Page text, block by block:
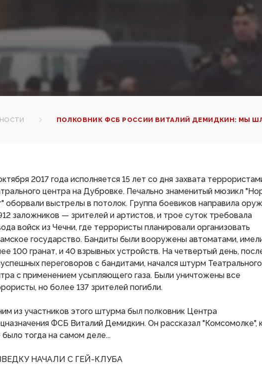
ПОЛКОВНИК ФСБ РОССИИ ВИТАЛИЙ ДЕМИДКИН: МЫ
2017 года исполняется 15 лет со дня захвата
центра на Дубровке. Печально знаменитый мюзикл
оборвали выстрелы в потолок. Группа боевиков направила
заложников — зрителей и артистов, и трое суток требовала
войск из Чечни, где террористы планировали организовать
государство. Бандиты были вооружены автоматами,
100 гранат, и 40 взрывных устройств. На четвертый день,
переговоров с бандитами, начался штурм Театрального
с применением усыпляющего газа. Были уничтожены все
но более 137 зрителей погибли.
из участников этого штурма был полковник Центра
ФСБ Виталий Демидкин. Он рассказал "Комсомолке",
было тогда на самом деле...
НАЧАЛИ С ГЕЙ-КЛУБА